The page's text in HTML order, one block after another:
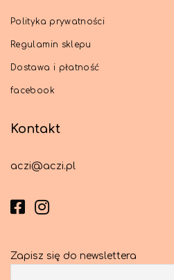
Polityka prywatności
Regulamin sklepu
Dostawa i płatność
facebook
Kontakt
aczi@aczi.pl
Zapisz się do newslettera